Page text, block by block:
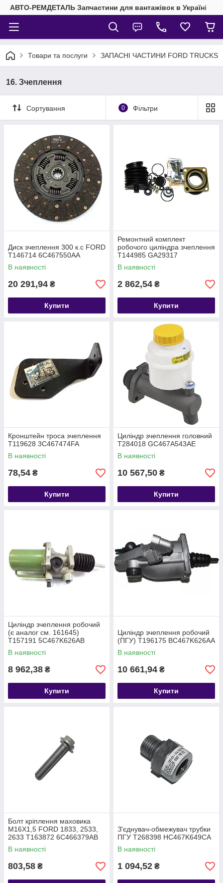
АВТО-РЕМДЕТАЛЬ Запчастини для вантажівок в Україні
Товари та послуги ЗАПАСНІ ЧАСТИНИ FORD TRUCKS
16. Зчеплення
Сортування 0 Фільтри
Диск зчеплення 300 к.с FORD
T146714 6C467550AA
В наявності
20 291,94 ₴
Купити
Ремонтний комплект
робочого циліндра зчеплення
T144985 GA29317
В наявності
2 862,54 ₴
Купити
Кронштейн троса зчеплення
T119628 3C467474FA
В наявності
78,54 ₴
Купити
Циліндр зчеплення головний
T284018 GC467A543AE
В наявності
10 567,50 ₴
Купити
Циліндр зчеплення робочий
(є аналог см. 161645)
T157191 5C467K626AB
В наявності
8 962,38 ₴
Купити
Циліндр зчеплення робочий
(ПГУ) T196175 BC467K626AA
В наявності
10 661,94 ₴
Купити
Болт кріплення маховика
M16X1,5 FORD 1833, 2533,
2633 T163872 6C466379AB
В наявності
803,58 ₴
З'єднувач-обмежувач трубки
ПГУ T268398 HC467K649CA
В наявності
1 094,52 ₴